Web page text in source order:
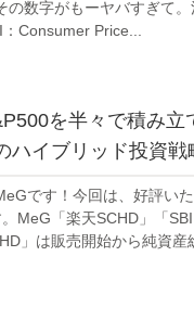
の数字がもーヤバすぎて
Consumer Price...
を半々で積み立
ハイブリッド投資戦
です！今回は、好評い
MeG「楽天SCHD」「
」は販売開始から純資産